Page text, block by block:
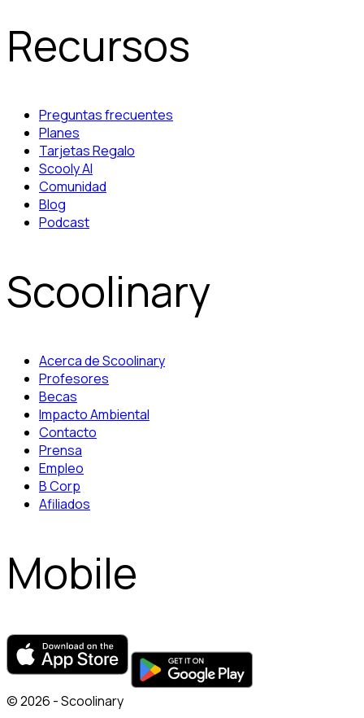
Recursos
Preguntas frecuentes
Planes
Tarjetas Regalo
Scooly AI
Comunidad
Blog
Podcast
Scoolinary
Acerca de Scoolinary
Profesores
Becas
Impacto Ambiental
Contacto
Prensa
Empleo
B Corp
Afiliados
Mobile
© 2026 - Scoolinary